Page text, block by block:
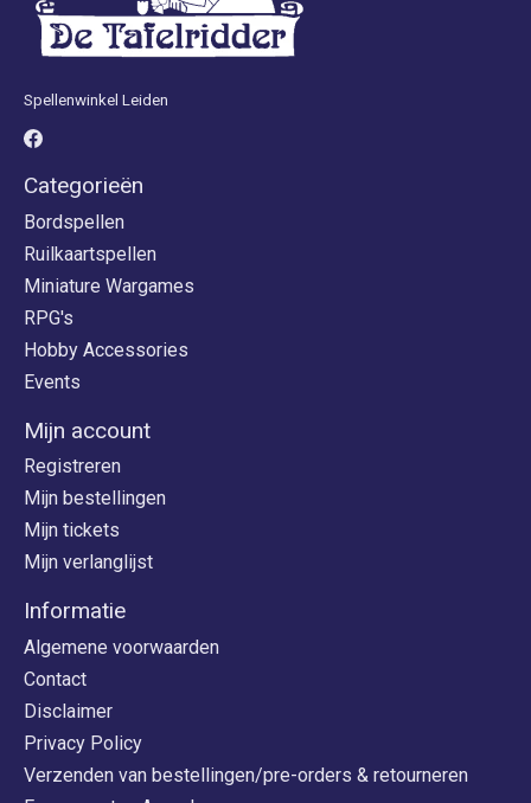
Spellenwinkel Leiden
Categorieën
Bordspellen
Ruilkaartspellen
Miniature Wargames
RPG's
Hobby Accessories
Events
Mijn account
Registreren
Mijn bestellingen
Mijn tickets
Mijn verlanglijst
Informatie
Algemene voorwaarden
Contact
Disclaimer
Privacy Policy
Verzenden van bestellingen/pre-orders & retourneren